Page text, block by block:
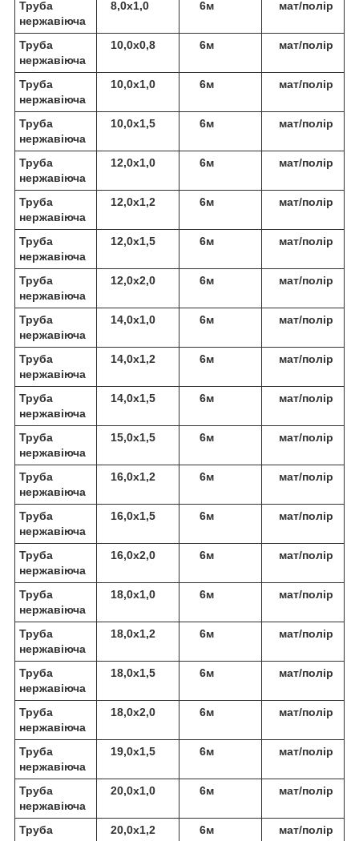
Труба
нержавіюча
8,0х1,0 6м мат/полір
Труба
нержавіюча
10,0х0,8 6м мат/полір
Труба
нержавіюча
10,0х1,0 6м мат/полір
Труба
нержавіюча
10,0х1,5 6м мат/полір
Труба
нержавіюча
12,0х1,0 6м мат/полір
Труба
нержавіюча
12,0х1,2 6м мат/полір
Труба
нержавіюча
12,0х1,5 6м мат/полір
Труба
нержавіюча
12,0х2,0 6м мат/полір
Труба
нержавіюча
14,0х1,0 6м мат/полір
Труба
нержавіюча
14,0х1,2 6м мат/полір
Труба
нержавіюча
14,0х1,5 6м мат/полір
Труба
нержавіюча
15,0х1,5 6м мат/полір
Труба
нержавіюча
16,0х1,2 6м мат/полір
Труба
нержавіюча
16,0х1,5 6м мат/полір
Труба
нержавіюча
16,0х2,0 6м мат/полір
Труба
нержавіюча
18,0х1,0 6м мат/полір
Труба
нержавіюча
18,0х1,2 6м мат/полір
Труба
нержавіюча
18,0х1,5 6м мат/полір
Труба
нержавіюча
18,0х2,0 6м мат/полір
Труба
нержавіюча
19,0х1,5 6м мат/полір
Труба
нержавіюча
20,0х1,0 6м мат/полір
Труба
20,0х1,2 6м мат/полір